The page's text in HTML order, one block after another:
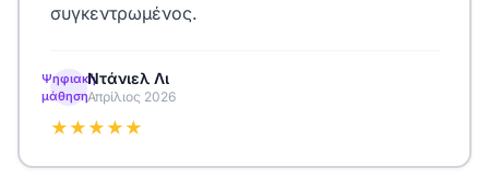
συγκεντρωμένος.
Ψηφιακή
μάθηση
Ντάνιελ Λι
Απρίλιος 2026
★★★★★